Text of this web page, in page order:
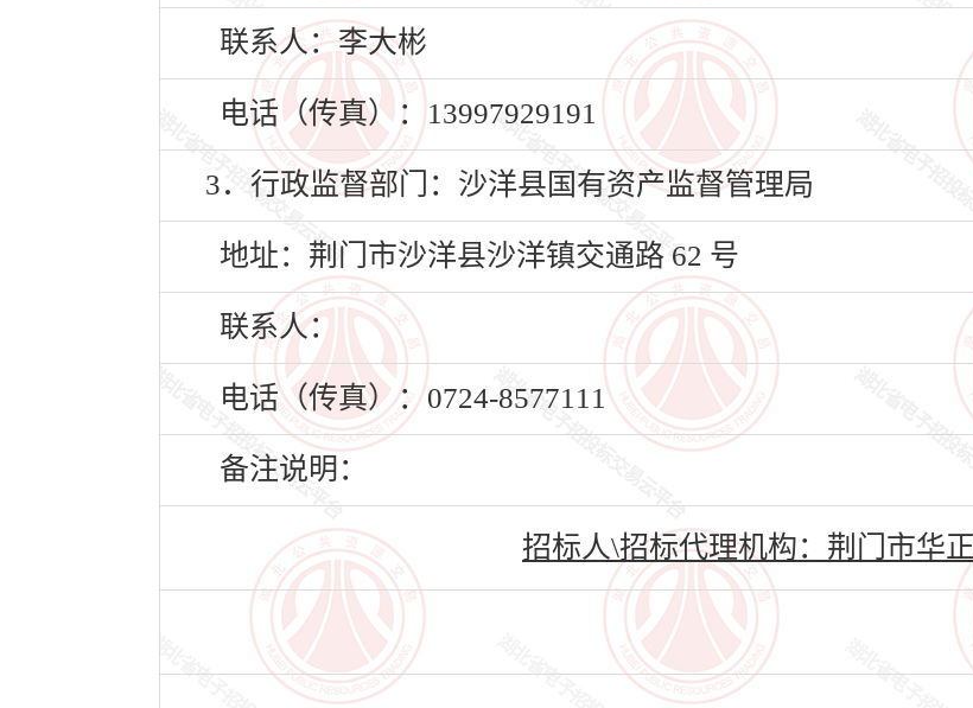
联系人：李大彬
电话（传真）：13997929191
3．行政监督部门：沙洋县国有资产监督管理局
地址：荆门市沙洋县沙洋镇交通路 62 号
联系人：
电话（传真）：0724-8577111
备注说明：
招标人\招标代理机构：荆门市华